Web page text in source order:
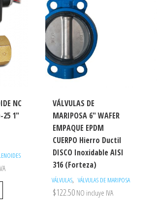
NC
25 1″
VÁLVULAS DE
MARIPOSA 6″ WAFER
EMPAQUE EPDM
CUERPO Hierro Ductil
DISCO Inoxidable AISI
316 (Forteza)
VÁLVULAS, VÁLVULAS DE MARIPOSA
$122.50 NO incluye IVA